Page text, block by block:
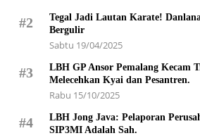
#2
Tegal Jadi Lautan Karate!
Bergulir
Sabtu 19/04/2025
#3
LBH GP Ansor Pemalang Kecam
Melecehkan Kyai dan Pesantren.
Rabu 15/10/2025
#4
LBH Jong Java: Pelaporan
SIP3MI Adalah Sah.